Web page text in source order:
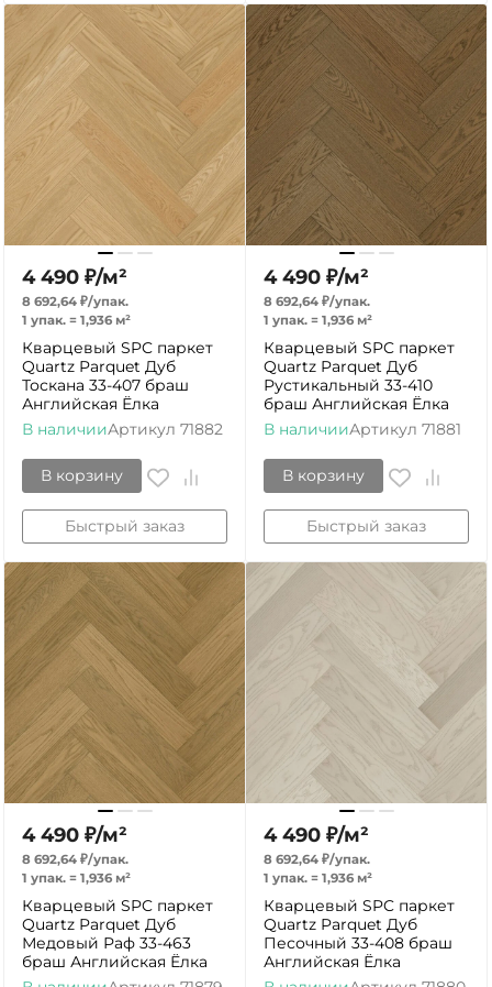
4 490 ₽/м²
8 692,64 ₽/упак.
1 упак. = 1,936 м²
Кварцевый SPC паркет
Quartz Parquet Дуб
Тоскана 33-407 браш
Английская Ёлка
В наличииАртикул 71882
В корзину
Быстрый заказ
4 490 ₽/м²
8 692,64 ₽/упак.
1 упак. = 1,936 м²
Кварцевый SPC паркет
Quartz Parquet Дуб
Рустикальный 33-410
браш Английская Ёлка
В наличииАртикул 71881
В корзину
Быстрый заказ
4 490 ₽/м²
8 692,64 ₽/упак.
1 упак. = 1,936 м²
Кварцевый SPC паркет
Quartz Parquet Дуб
Медовый Раф 33-463
браш Английская Ёлка
4 490 ₽/м²
8 692,64 ₽/упак.
1 упак. = 1,936 м²
Кварцевый SPC паркет
Quartz Parquet Дуб
Песочный 33-408 браш
Английская Ёлка